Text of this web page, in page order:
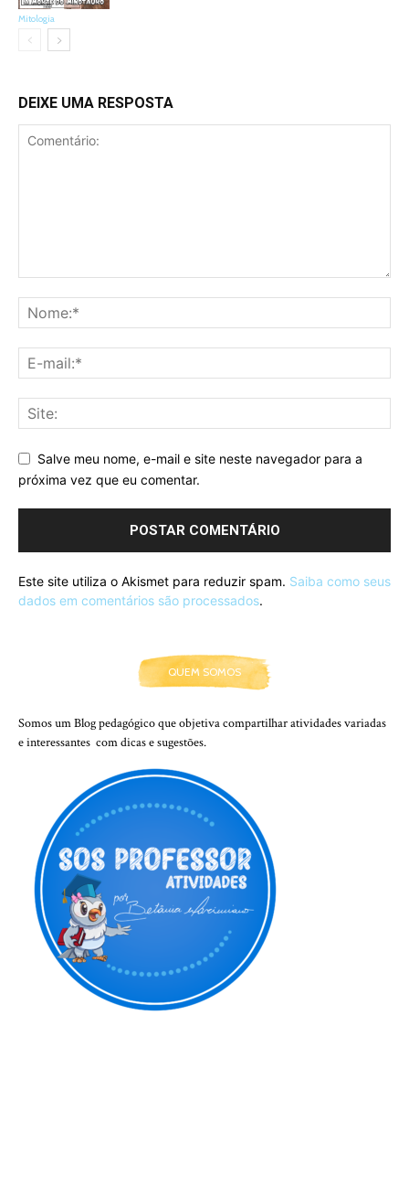
Mitologia
DEIXE UMA RESPOSTA
Salve meu nome, e-mail e site neste navegador para a
próxima vez que eu comentar.
Este site utiliza o Akismet para reduzir spam. Saiba como seus
dados em comentários são processados.
QUEM SOMOS
Somos um Blog pedagógico que objetiva compartilhar atividades variadas
e interessantes com dicas e sugestões.